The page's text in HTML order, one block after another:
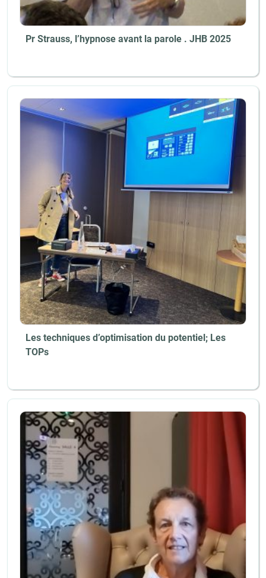
Pr Strauss, l’hypnose avant la parole . JHB 2025
Les techniques d’optimisation du potentiel; Les
TOPs